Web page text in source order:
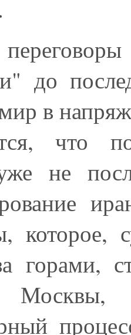
до
в
что
не
которое,
горами,
Москвы,